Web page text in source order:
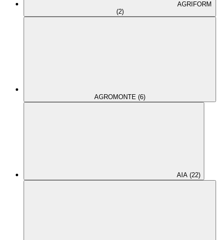
AGRIFORM
(2)
AGROMONTE (6)
AIA (22)